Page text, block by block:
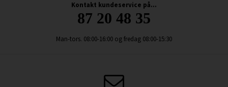
Kontakt kundeservice på...
87 20 48 35
Man-tors. 08:00-16:00 og fredag 08:00-15:30